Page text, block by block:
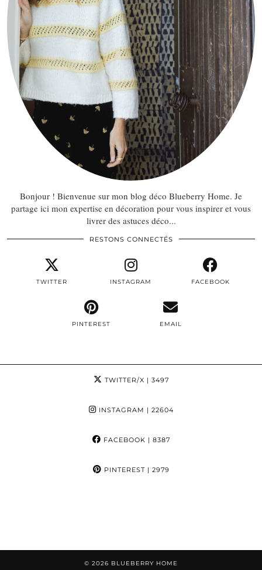
Bonjour ! Bienvenue sur mon blog déco Blueberry Home. Je
partage ici mon expertise en décoration pour vous inspirer et vous
livrer des astuces déco...
RESTONS CONNECTÉS
TWITTER INSTAGRAM FACEBOOK
PINTEREST EMAIL
TWITTER/X | 3497
INSTAGRAM | 22604
FACEBOOK | 8387
PINTEREST| 2979
© 2026 BLUEBERRY HOME